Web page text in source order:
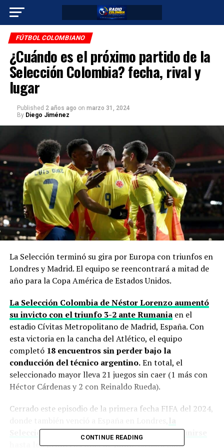
FÚTBOL COLOMBIANO
¿Cuándo es el próximo partido de la
Selección Colombia? fecha, rival y
lugar
Published 2 años ago on marzo 31, 2024
By Diego Jiménez
La Selección terminó su gira por Europa con triunfos en
Londres y Madrid. El equipo se reencontrará a mitad de
año para la Copa América de Estados Unidos.
La Selección Colombia de Néstor Lorenzo aumentó
su invicto con el triunfo 3-2 ante Rumaniaen el
estadio Cívitas Metropolitano de Madrid, España. Con
esta victoria en la cancha del Atlético, el equipo
completó 18 encuentros sin perder bajo la
conducción del técnico argentino.En total, el
seleccionado mayor lleva 21 juegos sin caer (1 más con
Héctor Cárdenas y 2 con Reinaldo Rueda).
Cerrado este episodio de la primera fecha FIFA del 2024,
Selección se tomará una pausa y volverá a reunirse
hasta los primeros días de junio.Lo hará para
CONTINUE READING